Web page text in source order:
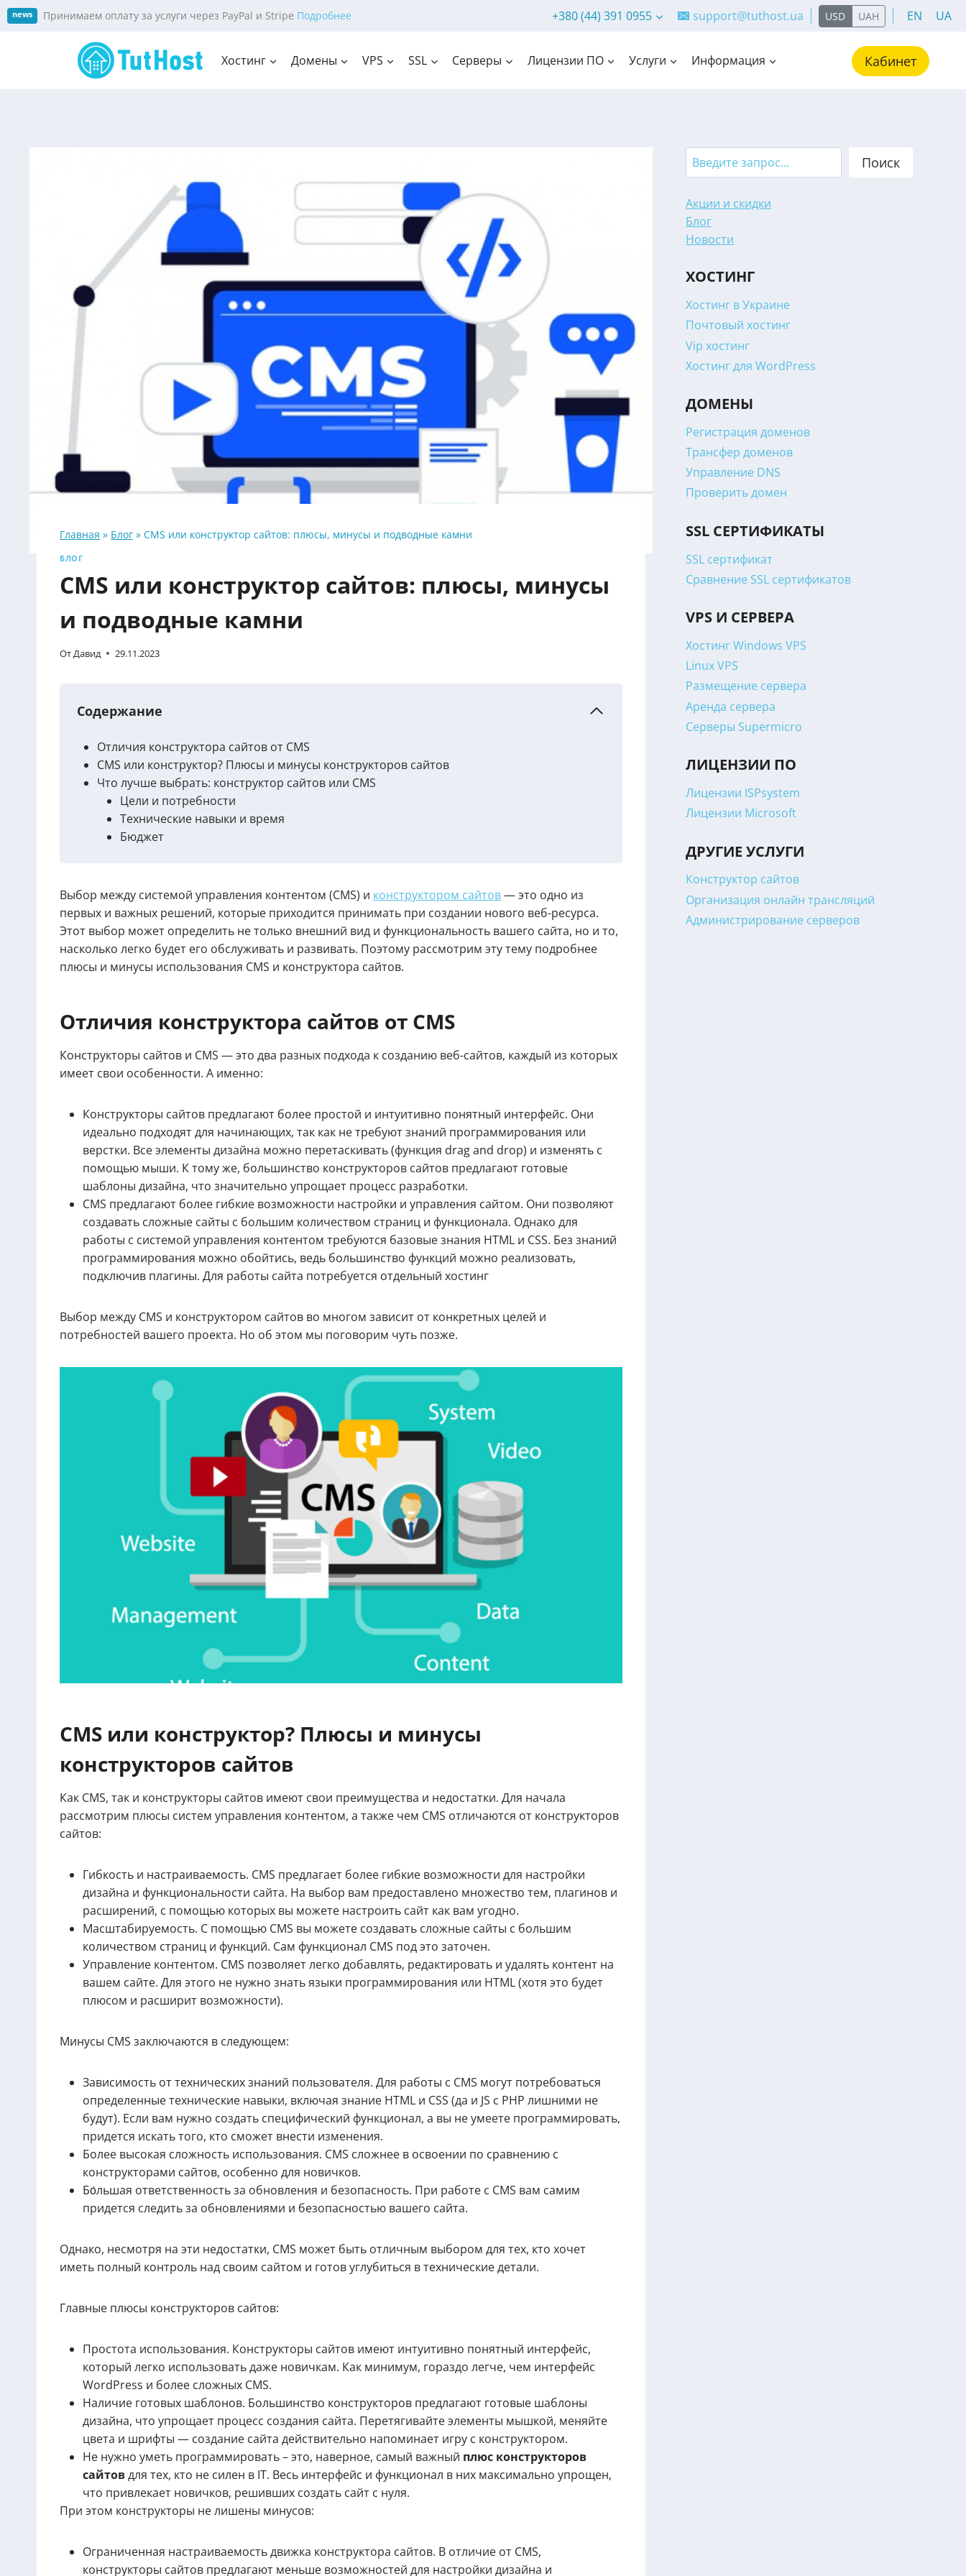
Skip
to
news Принимаем оплату за услуги через PayPal и Stripe Подробнее +380 (44) 391 0955 support@tuthost.ua USD UAH EN UA
Хостинг Домены VPS SSL Серверы Лицензии ПО Услуги Информация Кабинет
Главная » Блог » CMS или конструктор сайтов: плюсы, минусы и подводные камни
БЛОГ
CMS или конструктор сайтов: плюсы, минусы
и подводные камни
ОтДавид 29.11.2023
Содержание
Отличия конструктора сайтов от CMS
CMS или конструктор? Плюсы и минусы конструкторов сайтов
Что лучше выбрать: конструктор сайтов или CMS
Цели и потребности
Технические навыки и время
Бюджет
Выбор между системой управления контентом (CMS) и конструктором сайтов— это одно из
первых и важных решений, которые приходится принимать при создании нового веб-ресурса.
Этот выбор может определить не только внешний вид и функциональность вашего сайта, но и то,
насколько легко будет его обслуживать и развивать. Поэтому рассмотрим эту тему подробнее
плюсы и минусы использования CMS и конструктора сайтов.
Отличия конструктора сайтов от CMS
Конструкторы сайтов и CMS — это два разных подхода к созданию веб-сайтов, каждый из которых
имеет свои особенности. А именно:
Конструкторы сайтов предлагают более простой и интуитивно понятный интерфейс. Они
идеально подходят для начинающих, так как не требуют знаний программирования или
верстки. Все элементы дизайна можно перетаскивать (функция drag and drop) и изменять с
помощью мыши. К тому же, большинство конструкторов сайтов предлагают готовые
шаблоны дизайна, что значительно упрощает процесс разработки.
CMS предлагают более гибкие возможности настройки и управления сайтом. Они позволяют
создавать сложные сайты с большим количеством страниц и функционала. Однако для
работы с системой управления контентом требуются базовые знания HTML и CSS. Без знаний
программирования можно обойтись, ведь большинство функций можно реализовать,
подключив плагины. Для работы сайта потребуется отдельный хостинг
Выбор между CMS и конструктором сайтов во многом зависит от конкретных целей и
потребностей вашего проекта. Но об этом мы поговорим чуть позже.
CMS или конструктор? Плюсы и минусы
конструкторов сайтов
Как CMS, так и конструкторы сайтов имеют свои преимущества и недостатки. Для начала
рассмотрим плюсы систем управления контентом, а также чем CMS отличаются от конструкторов
сайтов:
Гибкость и настраиваемость. CMS предлагает более гибкие возможности для настройки
дизайна и функциональности сайта. На выбор вам предоставлено множество тем, плагинов и
расширений, с помощью которых вы можете настроить сайт как вам угодно.
Масштабируемость. С помощью CMS вы можете создавать сложные сайты с большим
количеством страниц и функций. Сам функционал CMS под это заточен.
Управление контентом. CMS позволяет легко добавлять, редактировать и удалять контент на
вашем сайте. Для этого не нужно знать языки программирования или HTML (хотя это будет
плюсом и расширит возможности).
Минусы CMS заключаются в следующем:
Зависимость от технических знаний пользователя. Для работы с CMS могут потребоваться
определенные технические навыки, включая знание HTML и CSS (да и JS с PHP лишними не
будут). Если вам нужно создать специфический функционал, а вы не умеете программировать,
придется искать того, кто сможет внести изменения.
Более высокая сложность использования. CMS сложнее в освоении по сравнению с
конструкторами сайтов, особенно для новичков.
Бо́льшая ответственность за обновления и безопасность. При работе с CMS вам самим
придется следить за обновлениями и безопасностью вашего сайта.
Однако, несмотря на эти недостатки, CMS может быть отличным выбором для тех, кто хочет
иметь полный контроль над своим сайтом и готов углубиться в технические детали.
Главные плюсы конструкторов сайтов:
Простота использования. Конструкторы сайтов имеют интуитивно понятный интерфейс,
который легко использовать даже новичкам. Как минимум, гораздо легче, чем интерфейс
WordPress и более сложных CMS.
Наличие готовых шаблонов. Большинство конструкторов предлагают готовые шаблоны
дизайна, что упрощает процесс создания сайта. Перетягивайте элементы мышкой, меняйте
цвета и шрифты — создание сайта действительно напоминает игру с конструктором.
Не нужно уметь программировать – это, наверное, самый важный плюс конструкторов
сайтовдля тех, кто не силен в IT. Весь интерфейс и функционал в них максимально упрощен,
что привлекает новичков, решивших создать сайт с нуля.
При этом конструкторы не лишены минусов:
Ограниченная настраиваемость движка конструктора сайтов. В отличие от CMS,
конструкторы сайтов предлагают меньше возможностей для настройки дизайна и
Search Поиск
Акции и скидки
Блог
Новости
ХОСТИНГ
Хостинг в Украине
Почтовый хостинг
Vip хостинг
Хостинг для WordPress
ДОМЕНЫ
Регистрация доменов
Трансфер доменов
Управление DNS
Проверить домен
SSL СЕРТИФИКАТЫ
SSL сертификат
Сравнение SSL сертификатов
VPS И СЕРВЕРА
Хостинг Windows VPS
Linux VPS
Размещение сервера
Аренда сервера
Серверы Supermicro
ЛИЦЕНЗИИ ПО
Лицензии ISPsystem
Лицензии Microsoft
ДРУГИЕ УСЛУГИ
Конструктор сайтов
Организация онлайн трансляций
Администрирование серверов